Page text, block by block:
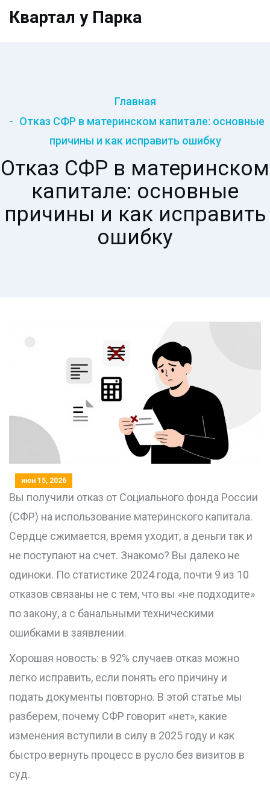
Квартал у Парка
Главная
Отказ СФР в материнском капитале: основные
причины и как исправить ошибку
Отказ СФР в материнском
капитале: основные
причины и как исправить
ошибку
июн 15, 2026
Вы получили отказ от Социального фонда России
(СФР) на использование материнского капитала.
Сердце сжимается, время уходит, а деньги так и
не поступают на счет. Знакомо? Вы далеко не
одиноки. По статистике 2024 года, почти 9 из 10
отказов связаны не с тем, что вы «не подходите»
по закону, а с банальными техническими
ошибками в заявлении.
Хорошая новость: в 92% случаев отказ можно
легко исправить, если понять его причину и
подать документы повторно. В этой статье мы
разберем, почему СФР говорит «нет», какие
изменения вступили в силу в 2025 году и как
быстро вернуть процесс в русло без визитов в
суд.